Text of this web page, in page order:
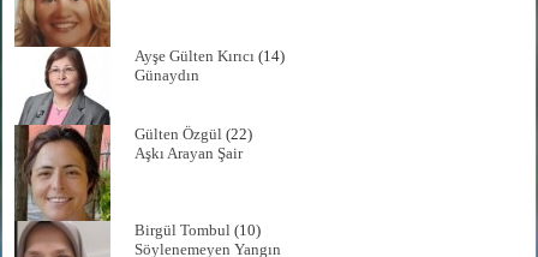
Ayşe Gülten Kırıcı (14)
Günaydın
Gülten Özgül (22)
Aşkı Arayan Şair
Birgül Tombul (10)
Söylenemeyen Yangın